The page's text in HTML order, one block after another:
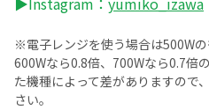
※電子レンジを使う場合は500Wの
600Wなら0.8倍、700Wなら0.7倍
た機種によって差がありますので
さい。